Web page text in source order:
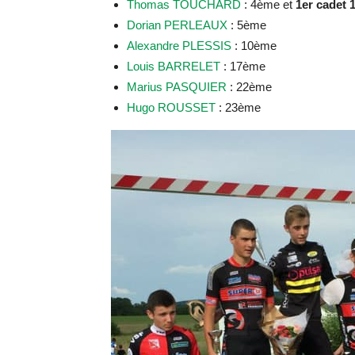
Thomas TOUCHARD : 4ème et 1er cadet 1
Dorian PERLEAUX : 5ème
Alexandre PLESSIS : 10ème
Louis BARRELET : 17ème
Marius PASQUIER : 22ème
Hugo ROUSSET : 23ème